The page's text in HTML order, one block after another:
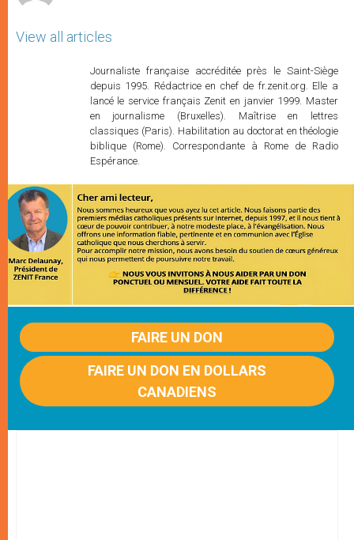
View all articles
Journaliste française accréditée près le Saint-Siège
depuis 1995. Rédactrice en chef de fr.zenit.org. Elle a
lancé le service français Zenit en janvier 1999. Master
en journalisme (Bruxelles). Maîtrise en lettres
classiques (Paris). Habilitation au doctorat en théologie
biblique (Rome). Correspondante à Rome de Radio
Espérance.
FAIRE UN DON
FAIRE UN DON EN DOLLARS
CANADIENS